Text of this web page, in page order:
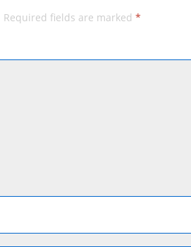
Required fields are marked*